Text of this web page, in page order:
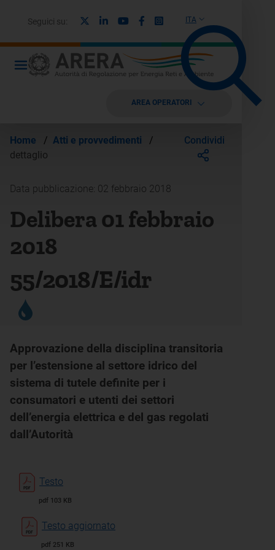
ITA
Seguici su: LinkedinYoutubeFacebook
Instagram
AREA OPERATORI
Home / Atti e provvedimenti
/
dettaglio
Condividi
Data pubblicazione: 02 febbraio 2018
Delibera 01 febbraio
2018
55/2018/E/idr
Approvazione della disciplina transitoria
per l’estensione al settore idrico del
sistema di tutele definite per i
consumatori e utenti dei settori
dell’energia elettrica e del gas regolati
dall’Autorità
Testo
pdf 103 KB
Testo aggiornato
pdf 251 KB